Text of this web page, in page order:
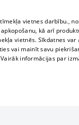
vietnes darbību.,
kā arī
vietnēs. Sīkdatnes
vai mainīt savu
informācijas par